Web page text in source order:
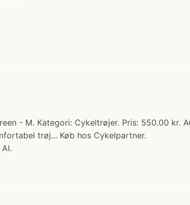
- M. Kategori: Cykeltrøjer. Pris: 550.00 kr.
trøj... Køb hos Cykelpartner.